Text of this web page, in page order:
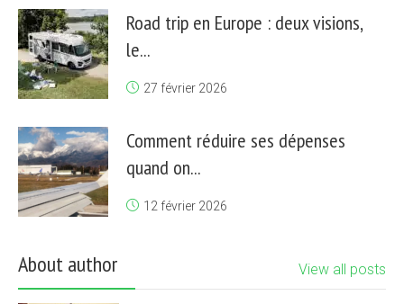
Road trip en Europe : deux visions,
le...
27 février 2026
Comment réduire ses dépenses
quand on...
12 février 2026
About author View all posts